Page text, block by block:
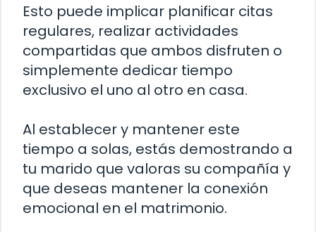
Esto puede implicar planificar citas
regulares, realizar actividades
compartidas que ambos disfruten o
simplemente dedicar tiempo
exclusivo el uno al otro en casa.
Al establecer y mantener este
tiempo a solas, estás demostrando a
tu marido que valoras su compañía y
que deseas mantener la conexión
emocional en el matrimonio.